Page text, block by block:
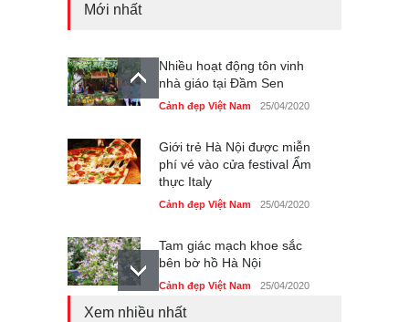
Mới nhất
Nhiều hoạt động tôn vinh
nhà giáo tại Đầm Sen
Cảnh đẹp Việt Nam 25/04/2020
Giới trẻ Hà Nội được miễn
phí vé vào cửa festival Ẩm
thực Italy
Cảnh đẹp Việt Nam 25/04/2020
Tam giác mạch khoe sắc
bên bờ hồ Hà Nội
Cảnh đẹp Việt Nam 25/04/2020
Xem nhiều nhất